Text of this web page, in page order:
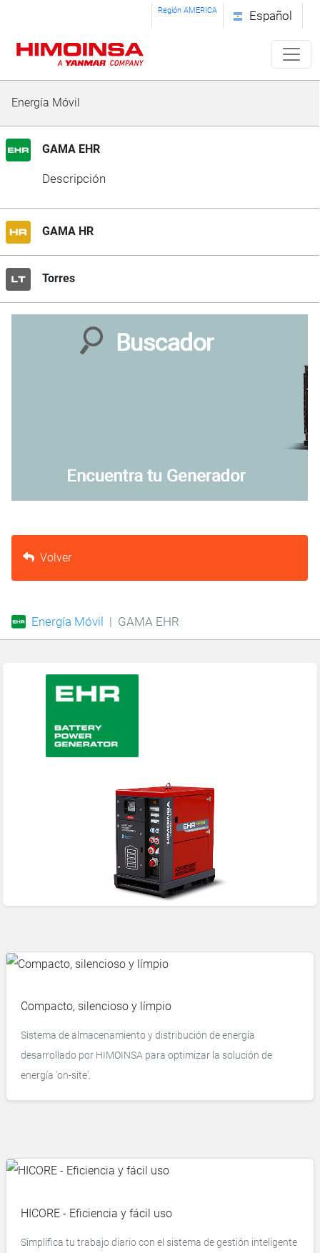
Región AMERICA Español
Energía Móvil
GAMA EHR
Descripción
GAMA HR
Torres
Volver
Energía Móvil GAMA EHR
Compacto, silencioso y límpio
Sistema de almacenamiento y distribución de energía
desarrollado por HIMOINSA para optimizar la solución de
energía 'on-site'.
HICORE - Eficiencia y fácil uso
Simplifica tu trabajo diario con el sistema de gestión inteligente